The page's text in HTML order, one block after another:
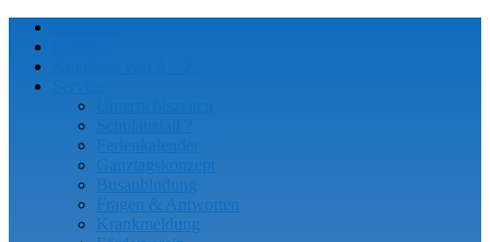
Ganztagskonzept
Busanbindung
Fragen & Antworten
Krankmeldung